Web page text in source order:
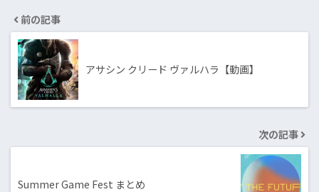
前の記事
アサシン クリード ヴァルハラ【動画】
次の記事
Summer Game Fest まとめ